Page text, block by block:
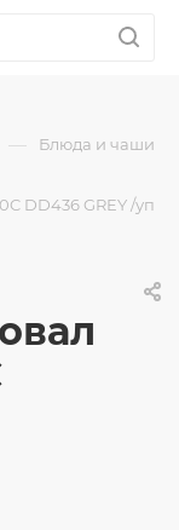
— Блюда и чаши
DD436 GREY /уп